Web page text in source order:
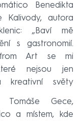
Benedikta
Kalivody, autora
„Baví mě
s gastronomií.
from Art se mi
nejsou jen
světy
Gece,
a místem, kde